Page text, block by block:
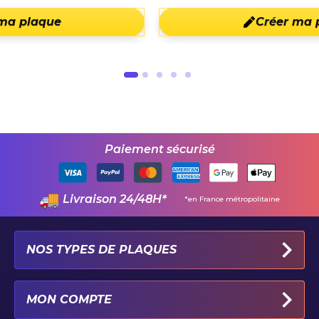
Créer ma plaque
Paiement sécurisé
Livraison 24/48H* *en France métropolitaine
NOS TYPES DE PLAQUES
MON COMPTE